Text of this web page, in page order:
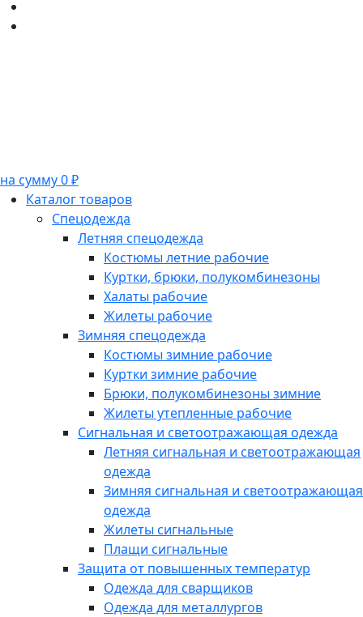
на сумму 0 ₽
Каталог товаров
Спецодежда
Летняя спецодежда
Костюмы летние рабочие
Куртки, брюки, полукомбинезоны
Халаты рабочие
Жилеты рабочие
Зимняя спецодежда
Костюмы зимние рабочие
Куртки зимние рабочие
Брюки, полукомбинезоны зимние
Жилеты утепленные рабочие
Сигнальная и светоотражающая одежда
Летняя сигнальная и светоотражающая
одежда
Зимняя сигнальная и светоотражающая
одежда
Жилеты сигнальные
Плащи сигнальные
Защита от повышенных температур
Одежда для сварщиков
Одежда для металлургов